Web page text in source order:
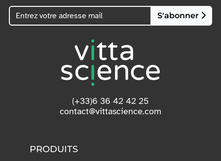
S'abonner
(+33)6 36 42 42 25
contact@vittascience.com
PRODUITS